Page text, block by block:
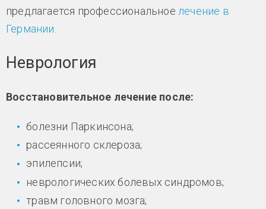
предлагается профессиональное лечение в
Германии
Неврология
Восстановительное лечение после:
болезни Паркинсона;
рассеянного склероза;
эпилепсии;
неврологических болевых синдромов;
травм головного мозга;